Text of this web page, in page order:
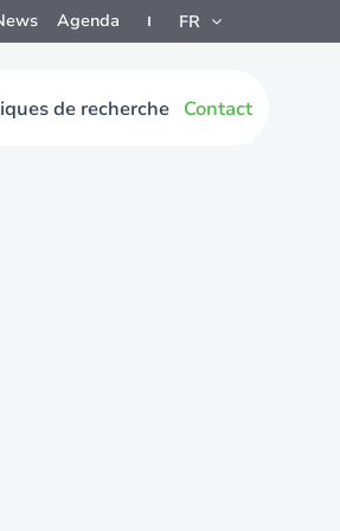
Agenda FR
de recherche Contact